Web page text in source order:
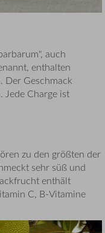
auch
enthalten
Der Geschmack
Jede Charge ist
zu den größten der
sehr süß und
enthält
C, B-Vitamine